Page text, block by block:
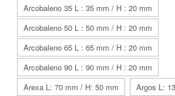
Arcobaleno 35 L : 35 mm / H : 20 mm
Arcobaleno 50 L : 50 mm / H : 20 mm
Arcobaleno 65 L : 65 mm / H : 20 mm
Arcobaleno 90 L : 90 mm / H : 20 mm
Arexa L: 70 mm / H: 50 mm
Argos L: